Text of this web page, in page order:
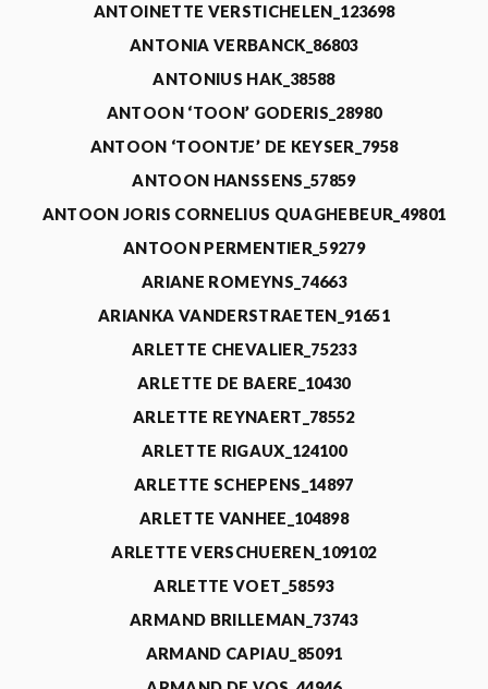
ANTOINETTE VERSTICHELEN_123698
ANTONIA VERBANCK_86803
ANTONIUS HAK_38588
ANTOON ‘TOON’ GODERIS_28980
ANTOON ‘TOONTJE’ DE KEYSER_7958
ANTOON HANSSENS_57859
ANTOON JORIS CORNELIUS QUAGHEBEUR_49801
ANTOON PERMENTIER_59279
ARIANE ROMEYNS_74663
ARIANKA VANDERSTRAETEN_91651
ARLETTE CHEVALIER_75233
ARLETTE DE BAERE_10430
ARLETTE REYNAERT_78552
ARLETTE RIGAUX_124100
ARLETTE SCHEPENS_14897
ARLETTE VANHEE_104898
ARLETTE VERSCHUEREN_109102
ARLETTE VOET_58593
ARMAND BRILLEMAN_73743
ARMAND CAPIAU_85091